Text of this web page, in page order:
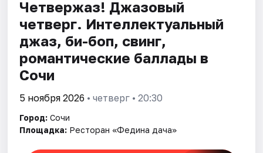
Четвержаз! Джазовый
четверг. Интеллектуальный
джаз, би-боп, свинг,
романтические баллады в
Сочи
5 ноября 2026 • четверг • 20:30
Город: Сочи
Площадка: Ресторан «Федина дача»